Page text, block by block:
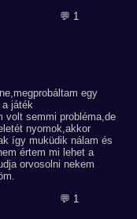
💬 1
egy
játék
volt semmi probléma,de
nyomok,akkor
így muküdik nálam és
értem mi lehet a
orvosolni nekem
💬 1